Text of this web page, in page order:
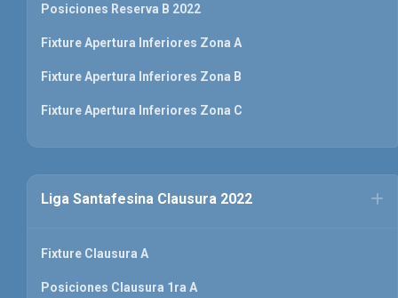
Posiciones Reserva B 2022
Fixture Apertura Inferiores Zona A
Fixture Apertura Inferiores Zona B
Fixture Apertura Inferiores Zona C
Liga Santafesina Clausura 2022
Fixture Clausura A
Posiciones Clausura 1ra A